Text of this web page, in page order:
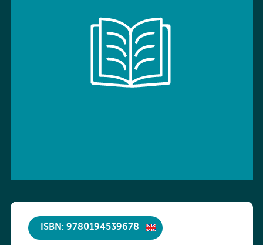
ISBN: 9780194539678